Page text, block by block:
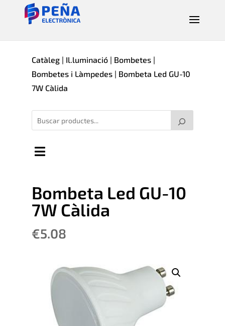
Catàleg| Il.luminació| Bombetes|
Bombetes i Làmpedes| Bombeta Led GU-10
7W Càlida
Bombeta Led GU-10
7W Càlida
€5.08